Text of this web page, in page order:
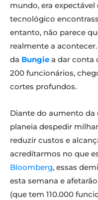
mundo, era
tecnológico
entanto, não parece
realmente a
da Bungie a dar conta
200 funcionários,
cortes profundos.
Diante do aumento da
planeia despedir
reduzir custos e
acreditarmos no que
Bloomberg, essas
esta semana e
(que tem 110.000